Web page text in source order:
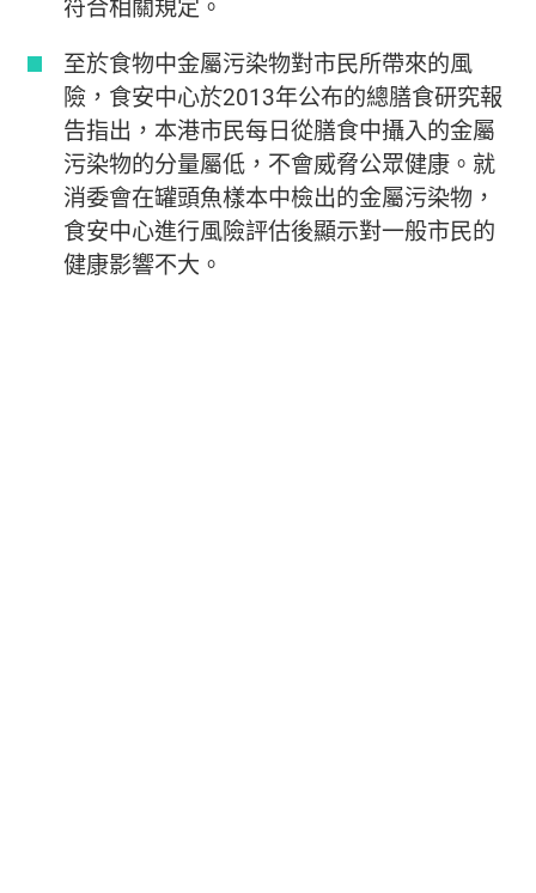
符合相關規定。
至於食物中金屬污染物對市民所帶來的風
險，食安中心於2013年公布的總膳食研究報
告指出，本港市民每日從膳食中攝入的金屬
污染物的分量屬低，不會威脅公眾健康。就
消委會在罐頭魚樣本中檢出的金屬污染物，
食安中心進行風險評估後顯示對一般市民的
健康影響不大。